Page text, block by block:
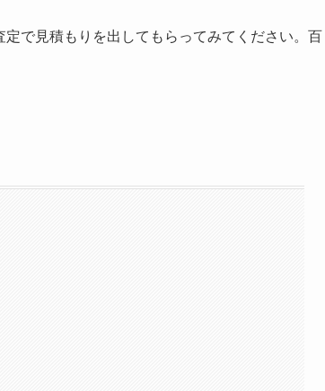
で見積もりを出してもらってみてください。百